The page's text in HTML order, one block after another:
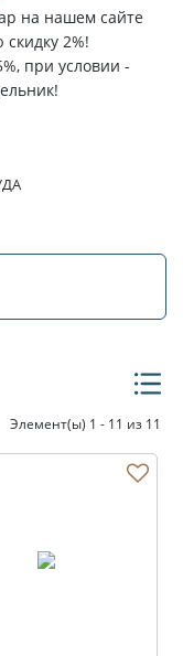
на нашем сайте
2%!
при условии -
Элемент(ы) 1 - 11 из 11